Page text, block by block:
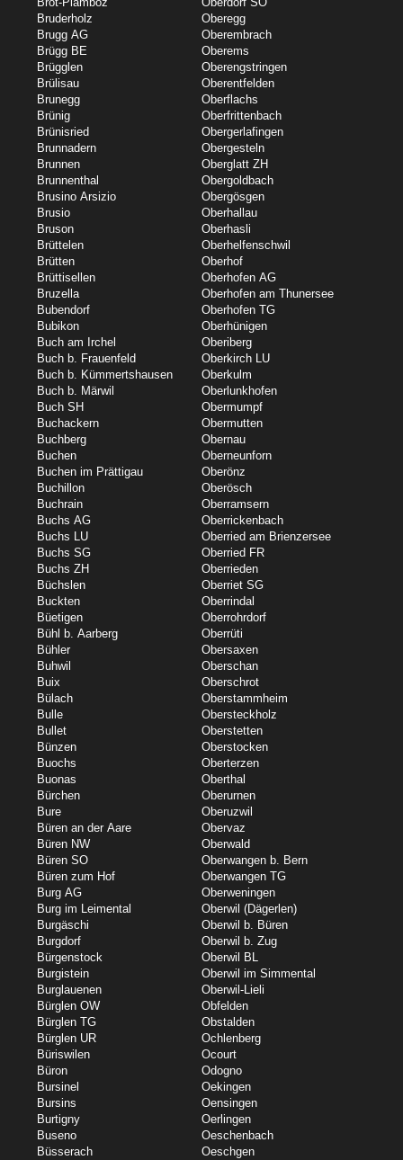
Bruderholz
Brugg AG
Brügg BE
Brügglen
Brülisau
Brunegg
Brünig
Brünisried
Brunnadern
Brunnen
Brunnenthal
Brusino Arsizio
Brusio
Bruson
Brüttelen
Brütten
Brüttisellen
Bruzella
Bubendorf
Bubikon
Buch am Irchel
Buch b. Frauenfeld
Buch b. Kümmertshausen
Buch b. Märwil
Buch SH
Buchackern
Buchberg
Buchen
Buchen im Prättigau
Buchillon
Buchrain
Buchs AG
Buchs LU
Buchs SG
Buchs ZH
Büchslen
Buckten
Büetigen
Bühl b. Aarberg
Bühler
Buhwil
Buix
Bülach
Bulle
Bullet
Bünzen
Buochs
Buonas
Bürchen
Bure
Büren an der Aare
Büren NW
Büren SO
Büren zum Hof
Burg AG
Burg im Leimental
Burgäschi
Burgdorf
Bürgenstock
Burgistein
Burglauenen
Bürglen OW
Bürglen TG
Bürglen UR
Büriswilen
Büron
Bursinel
Bursins
Burtigny
Buseno
Büsserach
Oberegg
Oberembrach
Oberems
Oberengstringen
Oberentfelden
Oberflachs
Oberfrittenbach
Obergerlafingen
Obergesteln
Oberglatt ZH
Obergoldbach
Obergösgen
Oberhallau
Oberhasli
Oberhelfenschwil
Oberhof
Oberhofen AG
Oberhofen am Thunersee
Oberhofen TG
Oberhünigen
Oberiberg
Oberkirch LU
Oberkulm
Oberlunkhofen
Obermumpf
Obermutten
Obernau
Oberneunforn
Oberönz
Oberösch
Oberramsern
Oberrickenbach
Oberried am Brienzersee
Oberried FR
Oberrieden
Oberriet SG
Oberrindal
Oberrohrdorf
Oberrüti
Obersaxen
Oberschan
Oberschrot
Oberstammheim
Obersteckholz
Oberstetten
Oberstocken
Oberterzen
Oberthal
Oberurnen
Oberuzwil
Obervaz
Oberwald
Oberwangen b. Bern
Oberwangen TG
Oberweningen
Oberwil (Dägerlen)
Oberwil b. Büren
Oberwil b. Zug
Oberwil BL
Oberwil im Simmental
Oberwil-Lieli
Obfelden
Obstalden
Ochlenberg
Ocourt
Odogno
Oekingen
Oensingen
Oerlingen
Oeschenbach
Oeschgen